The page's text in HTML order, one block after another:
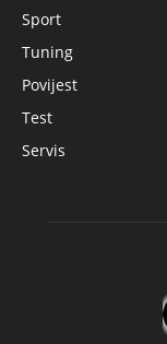
Sport
Tuning
Povijest
Test
Servis